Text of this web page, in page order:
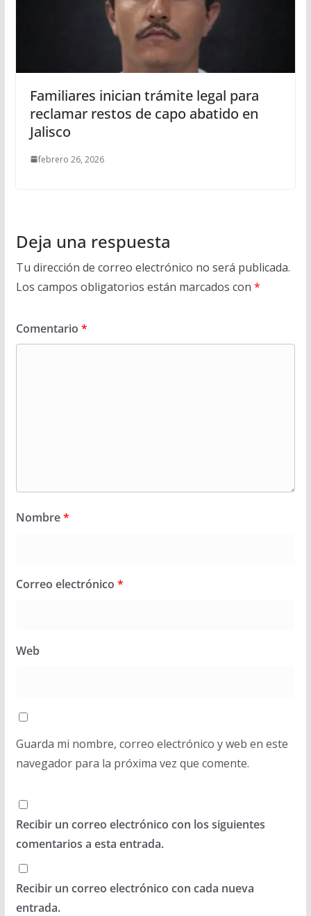
Familiares inician trámite legal para
reclamar restos de capo abatido en
Jalisco
febrero 26, 2026
Deja una respuesta
Tu dirección de correo electrónico no será publicada.
Los campos obligatorios están marcados con *
Comentario *
Nombre*
Correo electrónico *
Web
Guarda mi nombre, correo electrónico y web en este
navegador para la próxima vez que comente.
Recibir un correo electrónico con los siguientes
comentarios a esta entrada.
Recibir un correo electrónico con cada nueva
entrada.